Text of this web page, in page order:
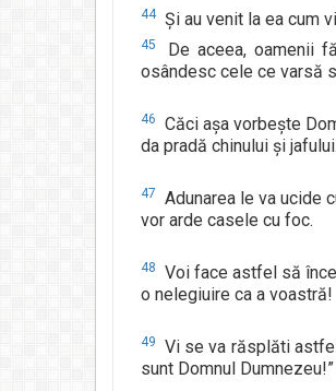
44 Şi au venit la ea cum
45
De aceea, oamenii
osândesc cele ce varsă
46
Căci aşa vorbeşte
da pradă chinului şi jafului.
47
Adunarea le va ucide
vor arde casele cu foc.
48
Voi face astfel să
o nelegiuire ca a voastră!
49
Vi se va răsplăti
sunt Domnul Dumnezeu!”